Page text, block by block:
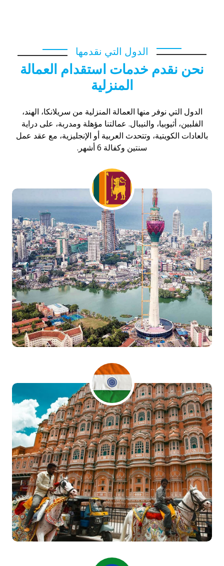
الدول التي نقدمها
نحن نقدم خدمات استقدام العمالة
المنزلية
الدول التي نوفر منها العمالة المنزلية من سريلانكا، الهند،
الفلبين، أثيوبيا، والنيبال. عمالتنا مؤهلة ومدربة، على دراية
بالعادات الكويتية، وتتحدث العربية أو الإنجليزية، مع عقد عمل
سنتين وكفالة 6 أشهر.